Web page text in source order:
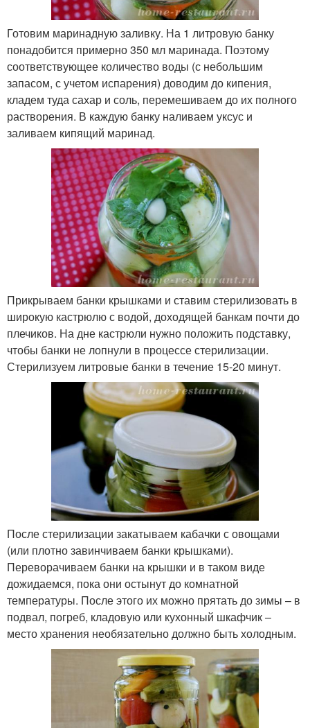
Готовим маринадную заливку. На 1 литровую банку
понадобится примерно 350 мл маринада. Поэтому
соответствующее количество воды (с небольшим
запасом, с учетом испарения) доводим до кипения,
кладем туда сахар и соль, перемешиваем до их полного
растворения. В каждую банку наливаем уксус и
заливаем кипящий маринад.
Прикрываем банки крышками и ставим стерилизовать в
широкую кастрюлю с водой, доходящей банкам почти до
плечиков. На дне кастрюли нужно положить подставку,
чтобы банки не лопнули в процессе стерилизации.
Стерилизуем литровые банки в течение 15-20 минут.
После стерилизации закатываем кабачки с овощами
(или плотно завинчиваем банки крышками).
Переворачиваем банки на крышки и в таком виде
дожидаемся, пока они остынут до комнатной
температуры. После этого их можно прятать до зимы – в
подвал, погреб, кладовую или кухонный шкафчик –
место хранения необязательно должно быть холодным.